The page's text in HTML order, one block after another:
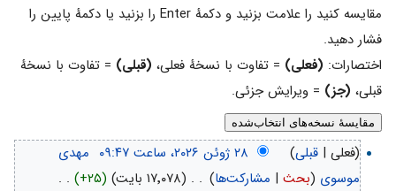
مقایسه کنید را علامت بزنید و دکمهٔ Enter را بزنید یا دکمهٔ پایین را
فشار دهید.
اختصارات: (فعلی) = تفاوت با نسخهٔ فعلی، (قبلی) = تفاوت با نسخهٔ
قبلی، (جز) = ویرایش جزئی.
(فعلی | قبلی)
مهدی
موسوی (بحث| مشارکت‌ها)
. . (۱۷٬۰۷۸ بایت) (+۲۵)‏
. .